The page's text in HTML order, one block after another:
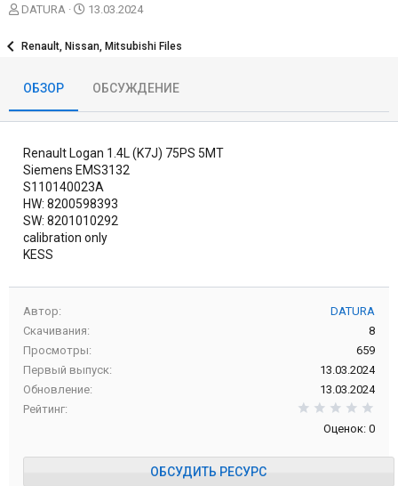
А
т
DATURA
Д
о
д
н
и
я
13.03.2024
Renault, Nissan, Mitsubishi Files
ОБЗОР ОБСУЖДЕНИЕ
Renault Logan 1.4L (K7J) 75PS 5MT
Siemens EMS3132
S110140023A
HW: 8200598393
SW: 8201010292
calibration only
KESS
Автор
DATURA
Скачивания
8
Просмотры
659
Первый выпуск
13.03.2024
Обновление
13.03.2024
Рейтинг
Оценок: 0
ОБСУДИТЬ РЕСУРС